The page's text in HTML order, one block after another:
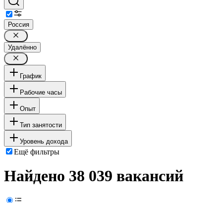
Россия
Удалённо
График
Рабочие часы
Опыт
Тип занятости
Уровень дохода
Ещё фильтры
Найдено 38 039 вакансий